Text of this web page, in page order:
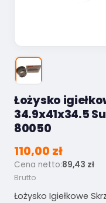
Łożysko
34.9x41x34.5
80050
110,00 zł
Cena netto:89,43 zł
Brutto
Łożysko Igiełkowe